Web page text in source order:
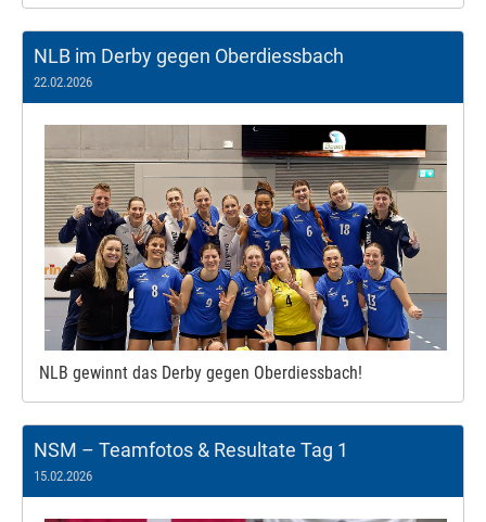
NLB im Derby gegen Oberdiessbach
22.02.2026
NLB gewinnt das Derby gegen Oberdiessbach!
NSM – Teamfotos & Resultate Tag 1
15.02.2026